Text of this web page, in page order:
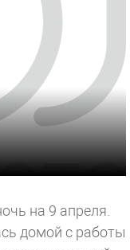
на 9 апреля.
домой с работы